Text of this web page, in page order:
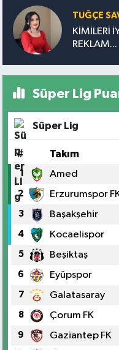
TUĞÇE
KİMİLERİ
REKLAM...
Süper Lig
Süper Lig
# Takım
1 Amed
2 Erzurumspor
3 Başakşehir
4 Kocaelispor
5 Beşiktaş
6 Eyüpspor
7 Galatasaray
8 Çorum FK
9 Gaziantep FK